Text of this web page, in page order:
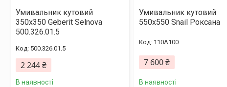
Умивальник кутовий
350х350 Geberit Selnova
500.326.01.5
500.326.01.5
2 244 ₴
В наявності
Умивальник кутовий
550x550 Snail Роксана
110A100
7 600 ₴
В наявності